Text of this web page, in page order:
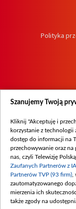
Polityka
Szanujemy Twoją
Kliknij "Akceptuję i
korzystanie z technologii
dostęp do informacji na
przechowywanie oraz na
nas, czyli Telewizję
Zaufanych Partnerów z
Partnerów TVP (93 firm)
zautomatyzowanego
mierzenia ich
także zgody na